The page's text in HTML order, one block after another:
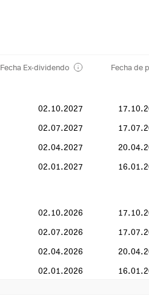
Fecha Ex-dividendo Fecha de
02.10.2027
02.07.2027
02.04.2027
02.01.2027
02.10.2026
02.07.2026
02.04.2026
02.01.2026